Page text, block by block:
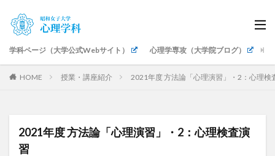
学科ページ（大学公式Webサイト） 心理学専攻（大学院ブログ）
HOME 授業・講座紹介 2021年度 方法論「心理演習」・2：心理検
2021年度 方法論「心理演習」・2：心理検査演
習